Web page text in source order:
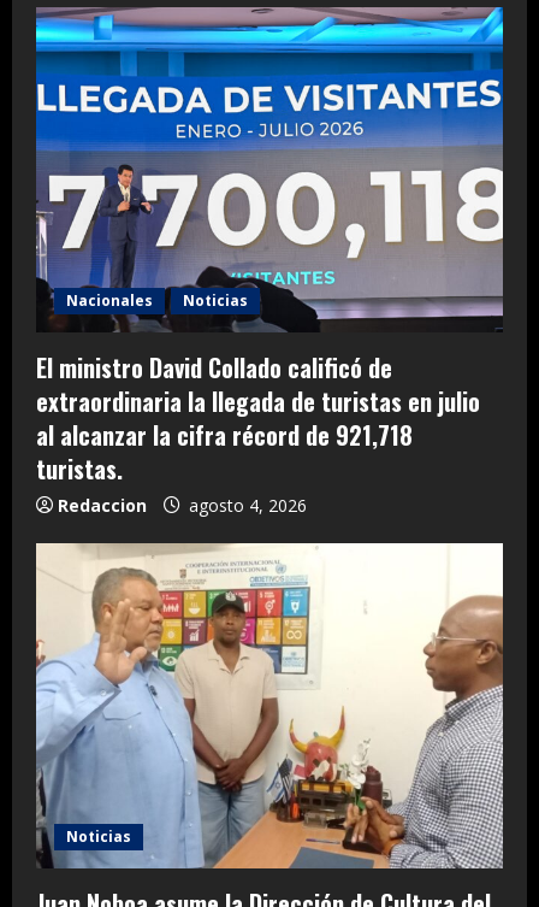
Nacionales Noticias
El ministro David Collado calificó de
extraordinaria la llegada de turistas en julio
al alcanzar la cifra récord de 921,718
turistas.
Redaccion agosto 4, 2026
Noticias